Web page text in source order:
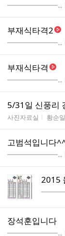
게시판명
━━━━━━━━...
부재식타격2
게시판명
━━━━━━━━...
부재식타격
게시판명
━━━━━━━━...
5/31일 신풍리
게시판명
사진자료실 작성자
황순일
고범석입니다
게시판명
━━━━━━━━...
2015
게시판
장석훈입니다
게시판명
━━━━━━━━...